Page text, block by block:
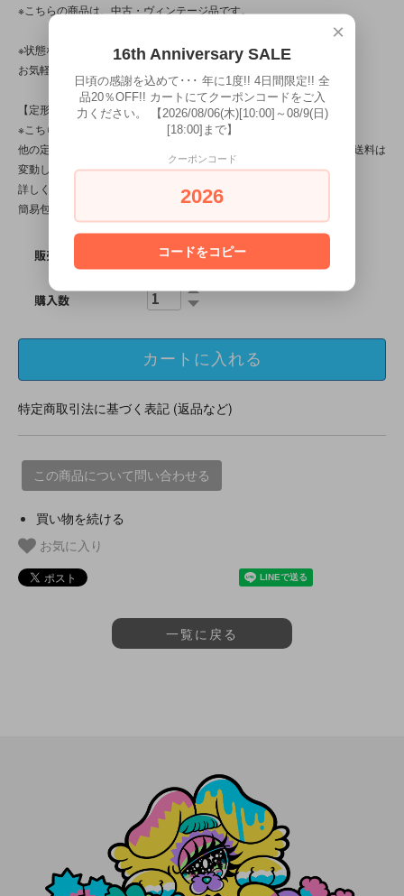
※こちらの商品は、中古・ヴィンテージ品です。
※状態など分かり辛い点、気になる点、不明点がございましたら、
お気軽にお問い合わせ下さい。
【定形外対応商品】
※こちらの商品は【サイズ規格内・(1)～50gまで】です。
他の定形外対応商品と複数購入される場合は、サイズや重量によって送料は
変動します。送料は【最終注文確認書】で確定します。
詳しくは
簡易包装です。
販売価格 1,210円(税込)
購入数
特定商取引法に基づく表記 (返品など)
この商品について問い合わせる
買い物を続ける
お気に入り
一覧に戻る
×
16th Anniversary SALE
日頃の感謝を込めて･･･ 年に1度!! 4日間限定!! 全
品20％OFF!! カートにてクーポンコードをご入
力ください。 【2026/08/06(木)[10:00]～08/9(日)
[18:00]まで】
クーポンコード
2026
コードをコピー